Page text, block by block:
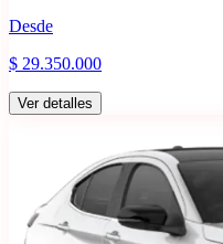
Desde
$ 29.350.000
Ver detalles